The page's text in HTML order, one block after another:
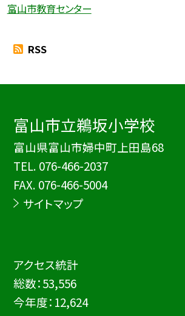
富山市教育センター
RSS
富山市立鵜坂小学校
富山県富山市婦中町上田島68
TEL. 076-466-2037
FAX. 076-466-5004
サイトマップ
アクセス統計
総数：53,556
今年度： 12,624